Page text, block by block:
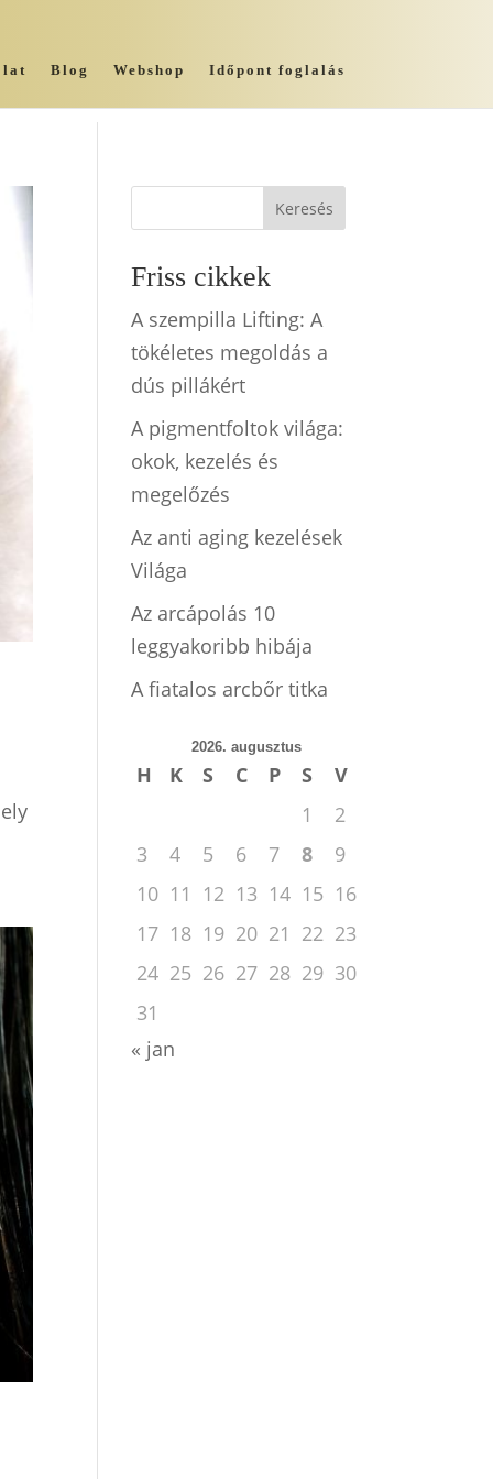
Blog Webshop Időpont foglalás
Keresés
Friss cikkek
A szempilla Lifting: A
tökéletes megoldás a
dús pillákért
A pigmentfoltok világa:
okok, kezelés és
megelőzés
Az anti aging kezelések
Világa
Az arcápolás 10
leggyakoribb hibája
A fiatalos arcbőr titka
2026. augusztus
H K S C P S
V
1
2
3
4 5 6 7 8
9
10 11 12 13 14 15 16
17 18 19 20 21 22 23
24 25 26 27 28 29 30
31
« jan